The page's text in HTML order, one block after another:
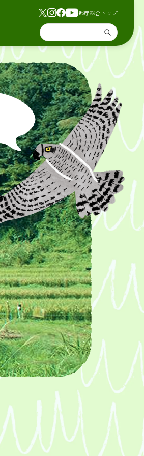
都庁総合トップ